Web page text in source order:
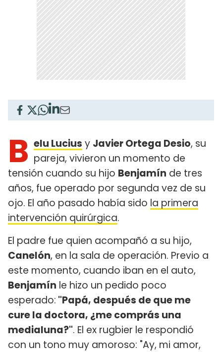
B elu Lucius y Javier Ortega Desio, su
pareja, vivieron un momento de
tensión cuando su hijo Benjamín de tres
años, fue operado por segunda vez de su
ojo. El año pasado había sido la primera
intervención quirúrgica.
El padre fue quien acompañó a su hijo,
Canelón, en la sala de operación. Previo a
este momento, cuando iban en el auto,
Benjamín le hizo un pedido poco
esperado: "Papá, después de que me
cure la doctora, ¿me comprás una
medialuna?". El ex rugbier le respondió
con un tono muy amoroso: "Ay, mi amor,